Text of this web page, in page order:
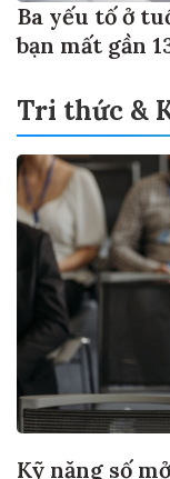
Ba yếu tố ở
bạn mất gần
Tri thức &
Kỹ năng số